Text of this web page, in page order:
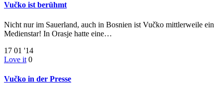
Vučko ist berühmt
Nicht nur im Sauerland, auch in Bosnien ist Vučko mittlerweile ein
Medienstar! In Orasje hatte eine…
17 01 '14
Love it 0
Vučko in der Presse